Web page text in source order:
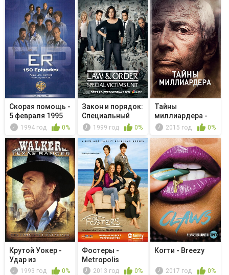
Скорая помощь -
5 февраля 1995
года1994 год 0%
Закон и порядок:
Специальный
корпус -...
1999 год 0%
Тайны
миллиардера -
Богатый
2015 год 0%
Крутой Уокер -
Удар из
положения вне ...
1993 год 0%
Фостеры -
Metropolis
2013 год 0%
Когти - Breezy
2017 год 0%